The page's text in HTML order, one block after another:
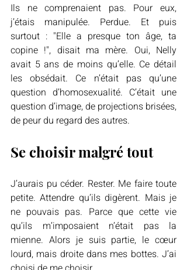
Ils ne comprenaient pas. Pour eux,
j’étais manipulée. Perdue. Et puis
surtout : "Elle a presque ton âge, ta
copine !", disait ma mère. Oui, Nelly
avait 5 ans de moins qu’elle. Ce détail
les obsédait. Ce n’était pas qu’une
question d’homosexualité. C’était une
question d’image, de projections brisées,
de peur du regard des autres.
Se choisir malgré tout
J’aurais pu céder. Rester. Me faire toute
petite. Attendre qu’ils digèrent. Mais je
ne pouvais pas. Parce que cette vie
qu’ils m’imposaient n’était pas la
mienne. Alors je suis partie, le cœur
lourd, mais droite dans mes bottes. J’ai